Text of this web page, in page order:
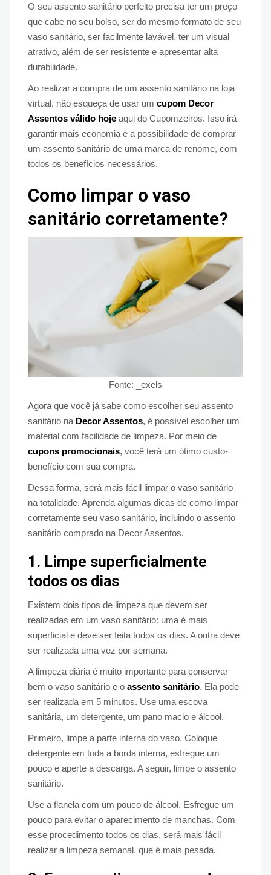
O seu assento sanitário perfeito precisa ter um preço
que cabe no seu bolso, ser do mesmo formato de seu
vaso sanitário, ser facilmente lavável, ter um visual
atrativo, além de ser resistente e apresentar alta
durabilidade.
Ao realizar a compra de um assento sanitário na loja
virtual, não esqueça de usar um cupom Decor
Assentos válido hoje aqui do Cupomzeiros. Isso irá
garantir mais economia e a possibilidade de comprar
um assento sanitário de uma marca de renome, com
todos os benefícios necessários.
Como limpar o vaso
sanitário corretamente?
Fonte: _exels
Agora que você já sabe como escolher seu assento
sanitário na Decor Assentos, é possível escolher um
material com facilidade de limpeza. Por meio de
cupons promocionais, você terá um ótimo custo-
benefício com sua compra.
Dessa forma, será mais fácil limpar o vaso sanitário
na totalidade. Aprenda algumas dicas de como limpar
corretamente seu vaso sanitário, incluindo o assento
sanitário comprado na Decor Assentos.
1. Limpe superficialmente
todos os dias
Existem dois tipos de limpeza que devem ser
realizadas em um vaso sanitário: uma é mais
superficial e deve ser feita todos os dias. A outra deve
ser realizada uma vez por semana.
A limpeza diária é muito importante para conservar
bem o vaso sanitário e o assento sanitário. Ela pode
ser realizada em 5 minutos. Use uma escova
sanitária, um detergente, um pano macio e álcool.
Primeiro, limpe a parte interna do vaso. Coloque
detergente em toda a borda interna, esfregue um
pouco e aperte a descarga. A seguir, limpe o assento
sanitário.
Use a flanela com um pouco de álcool. Esfregue um
pouco para evitar o aparecimento de manchas. Com
esse procedimento todos os dias, será mais fácil
realizar a limpeza semanal, que é mais pesada.